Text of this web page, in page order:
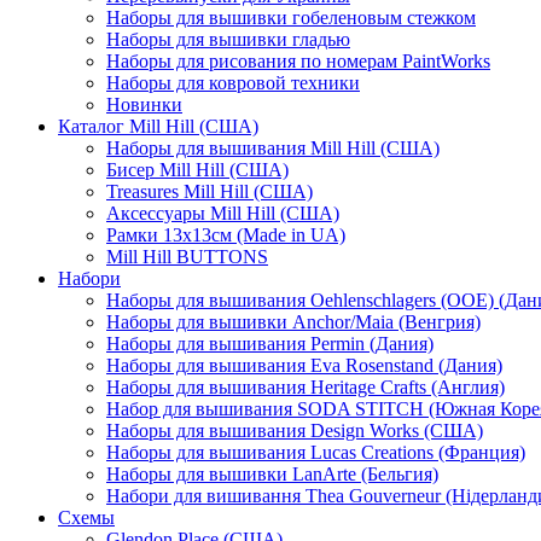
Наборы для вышивки гобеленовым стежком
Наборы для вышивки гладью
Наборы для рисования по номерам PaintWorks
Наборы для ковровой техники
Новинки
Каталог Mill Hill (США)
Наборы для вышивания Mill Hill (США)
Бисер Mill Hill (США)
Treasures Mill Hill (США)
Аксессуары Mill Hill (США)
Рамки 13х13см (Made in UA)
Mill Hill BUTTONS
Набори
Наборы для вышивания Oehlenschlagers (OOE)
Наборы для вышивки Anchor/Maia (Венгрия)
Наборы для вышивания Permin (Дания)
Наборы для вышивания Eva Rosenstand (Дания)
Наборы для вышивания Heritage Crafts (Англия)
Набор для вышивания SODA STITCH (Южная
Наборы для вышивания Design Works (США)
Наборы для вышивания Lucas Creations (Франция)
Наборы для вышивки LanArte (Бельгия)
Набори для вишивання Thea Gouverneur
Схемы